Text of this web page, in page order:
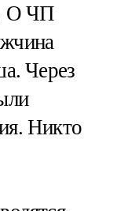
О ЧП
Через
Никто